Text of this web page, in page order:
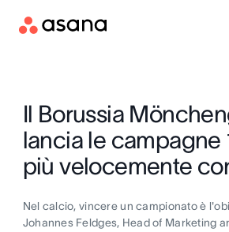
Il Borussia
lancia le campagne
più velocemente
Nel calcio, vincere un campionato è
Johannes Feldges, Head of Marketing